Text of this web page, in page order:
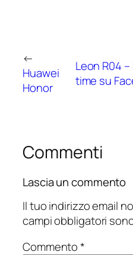
←
Huawei
Honor
Leon R04
time su
Commenti
Lascia un commento
Il tuo indirizzo email
campi obbligatori
Commento*